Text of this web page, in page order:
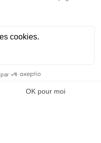
- Tous droits réservés -